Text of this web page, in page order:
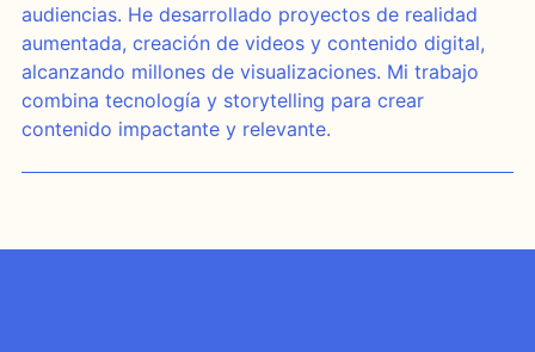
audiencias. He desarrollado proyectos de realidad
aumentada, creación de videos y contenido digital,
alcanzando millones de visualizaciones. Mi trabajo
combina tecnología y storytelling para crear
contenido impactante y relevante.